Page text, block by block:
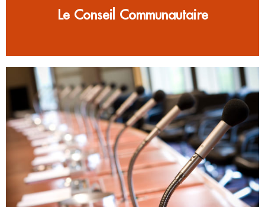
Le Conseil Communautaire